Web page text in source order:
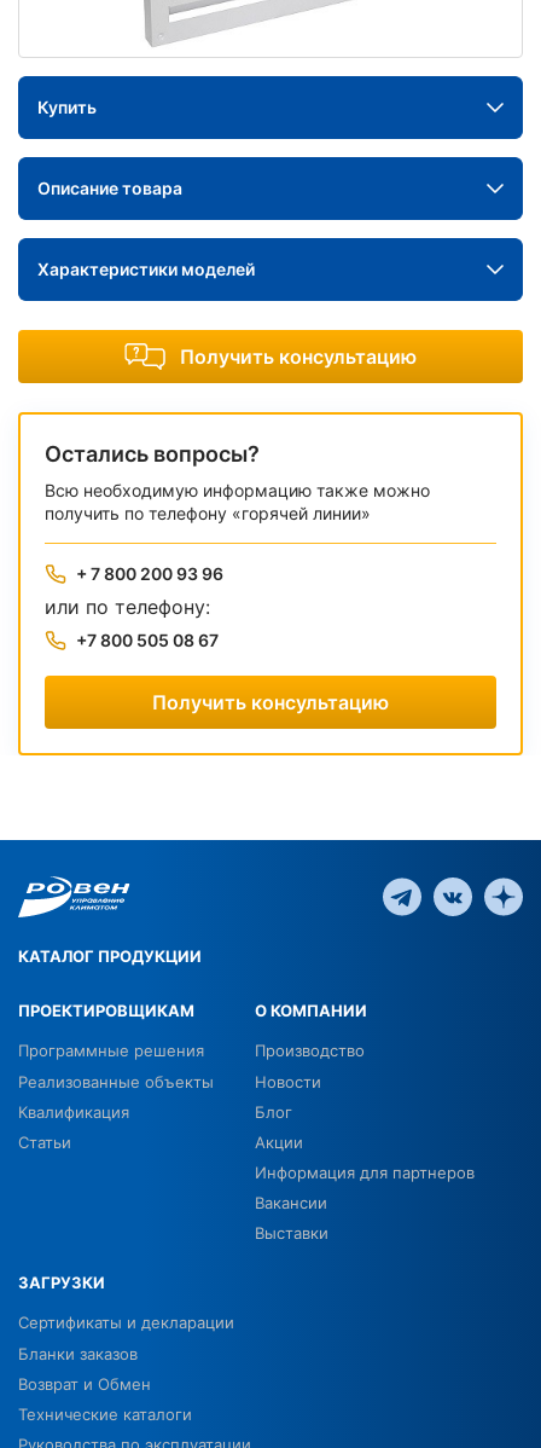
Купить
Описание товара
Характеристики моделей
Получить консультацию
Остались вопросы?
Всю необходимую информацию также можно
получить по телефону «горячей линии»
+ 7 800 200 93 96
или по телефону:
+7 800 505 08 67
Получить консультацию
КАТАЛОГ ПРОДУКЦИИ
ПРОЕКТИРОВЩИКАМ
Программные решения
Реализованные объекты
Квалификация
Статьи
О КОМПАНИИ
Производство
Новости
Блог
Акции
Информация для партнеров
Вакансии
Выставки
ЗАГРУЗКИ
Сертификаты и декларации
Бланки заказов
Возврат и Обмен
Технические каталоги